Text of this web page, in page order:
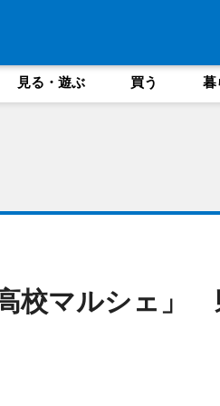
見る・遊ぶ 買う 暮
校マルシェ」